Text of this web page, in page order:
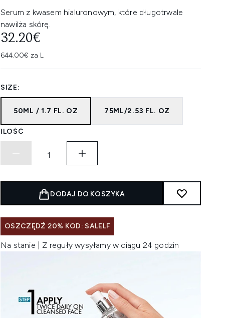
Serum z kwasem hialuronowym, które długotrwale
nawilża skórę.
32.20€
644.00€ za L
SIZE:
50ML / 1.7 FL. OZ 75ML/2.53 FL. OZ
ILOŚĆ
DODAJ DO KOSZYKA
OSZCZĘDŹ 20% KOD: SALELF
Na stanie | Z reguły wysyłamy w ciągu 24 godzin